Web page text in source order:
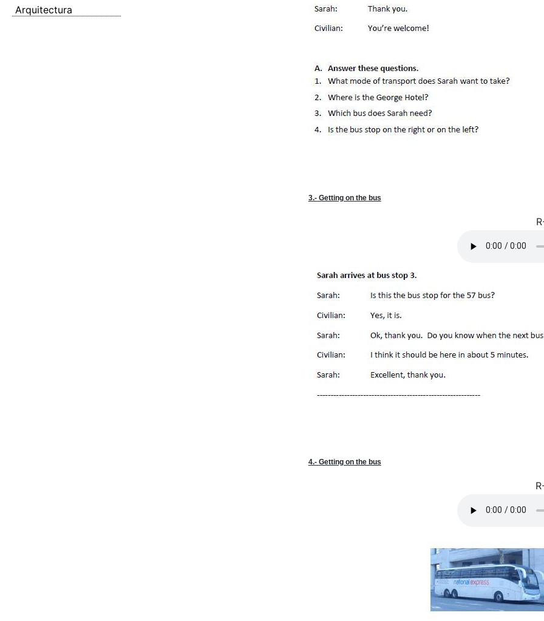
Arquitectura
3.- Getting on the bus
4.- Getting on the bus